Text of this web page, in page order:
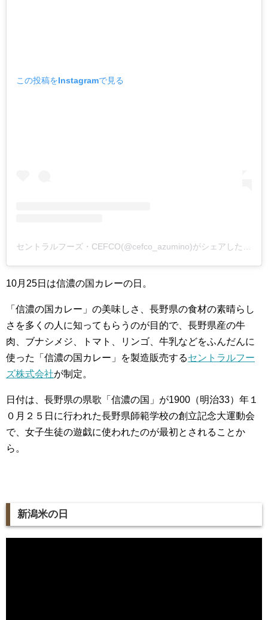
この投稿をInstagramで見る
セントラルフーズ・CEFCO(@cefco_azumino)がシェアした投稿
10月25日は信濃の国カレーの日。
「信濃の国カレー」の美味しさ、長野県の食材の素晴らし
さを多くの人に知ってもらうのが目的で、長野県産の牛
肉、ブナシメジ、トマト、リンゴ、牛乳などをふんだんに
使った「信濃の国カレー」を製造販売するセントラルフー
ズ株式会社が制定。
日付は、長野県の県歌「信濃の国」が1900（明治33）年１
０月２５日に行われた長野県師範学校の創立記念大運動会
で、女子生徒の遊戯に使われたのが最初とされることか
ら。
新潟米の日